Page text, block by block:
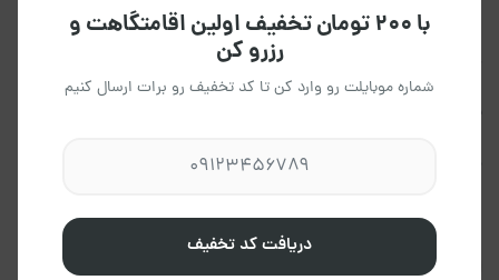
جاکجاست یک پلتفرم آنلاین هوشمند ،
برای اجاره انواع اقامتگاه ها ، در تمامی
تلفن :
با ۲۰۰ تومان تخفیف اولین اقامتگاهت و
رزرو کن
شماره موبایلت رو وارد کن تا کد تخفیف رو برات ارسال کنیم
دریافت کد تخفیف